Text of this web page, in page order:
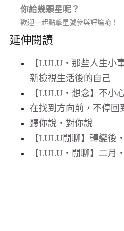
你給幾顆星呢？
歡迎一起點擊星號參與評論唷！
延伸閱讀
【LULU‧那些人生小
新檢視生活後的自己
【LULU‧想念】不小
在找到方向前，不停回
聽你說‧對你說
【LULU閒聊】轉變
【LULU‧閒聊】二月